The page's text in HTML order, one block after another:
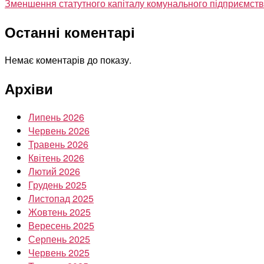
Зменшення статутного капіталу комунального
Останні коментарі
Немає коментарів до показу.
Архіви
Липень 2026
Червень 2026
Травень 2026
Квітень 2026
Лютий 2026
Грудень 2025
Листопад 2025
Жовтень 2025
Вересень 2025
Серпень 2025
Червень 2025